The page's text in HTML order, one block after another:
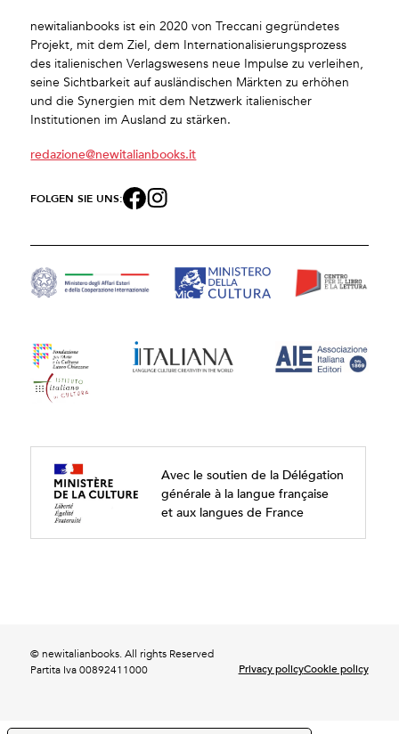
newitalianbooks ist ein 2020 von Treccani gegründetes
Projekt, mit dem Ziel, dem Internationalisierungsprozess
des italienischen Verlagswesens neue Impulse zu verleihen,
seine Sichtbarkeit auf ausländischen Märkten zu erhöhen
und die Synergien mit dem Netzwerk italienischer
Institutionen im Ausland zu stärken.
redazione@newitalianbooks.it
FOLGEN SIE UNS:
Avec le soutien de la Délégation
générale à la langue française
et aux langues de France
© newitalianbooks. All rights Reserved
Partita Iva 00892411000
Privacy policyCookie policy